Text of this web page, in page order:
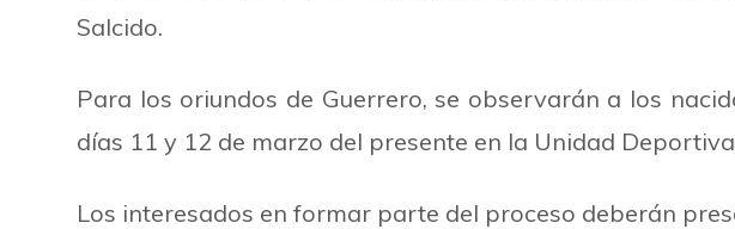
Salcido.
Para los oriundos de Guerrero, se observarán a los
días 11 y 12 de marzo del presente en la Unidad
Los interesados en formar parte del proceso deberán